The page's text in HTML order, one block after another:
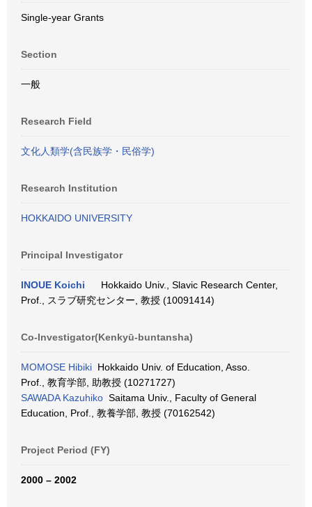
Single-year Grants
Section
一般
Research Field
文化人類学(含民族学・民俗学)
Research Institution
HOKKAIDO UNIVERSITY
Principal Investigator
INOUE Koichi
Hokkaido Univ., Slavic Research Center,
Prof., スラブ研究センター, 教授 (10091414)
Co-Investigator(Kenkyū-buntansha)
MOMOSE Hibiki Hokkaido Univ. of Education, Asso.
Prof., 教育学部, 助教授 (10271727)
SAWADA Kazuhiko Saitama Univ., Faculty of General
Education, Prof., 教養学部, 教授 (70162542)
Project Period (FY)
2000 – 2002